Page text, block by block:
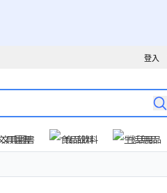
登入
文具圖書 食品飲料 生活用品